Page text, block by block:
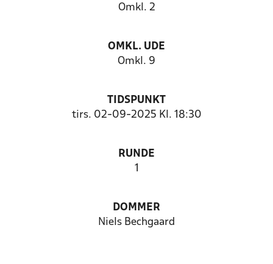
Omkl. 2
OMKL. UDE
Omkl. 9
TIDSPUNKT
tirs. 02-09-2025 Kl. 18:30
RUNDE
1
DOMMER
Niels Bechgaard